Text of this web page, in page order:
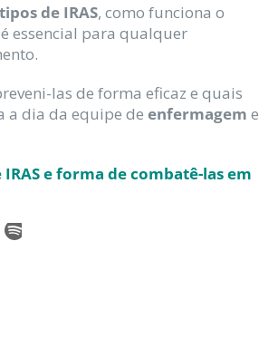
tipos de IRAS, como funciona o
é essencial para qualquer
las de forma eficaz e quais
a dia da equipe de enfermagem e
e forma de combatê-las em